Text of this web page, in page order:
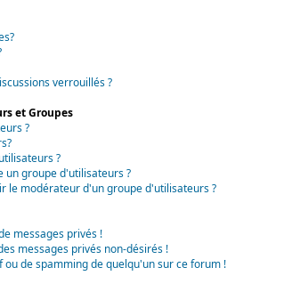
verrouillés ?
et Groupes
?
?
un groupe d'utilisateurs ?
le modérateur d'un groupe d'utilisateurs ?
messages privés !
messages privés non-désirés !
ou de spamming de quelqu'un sur ce forum !